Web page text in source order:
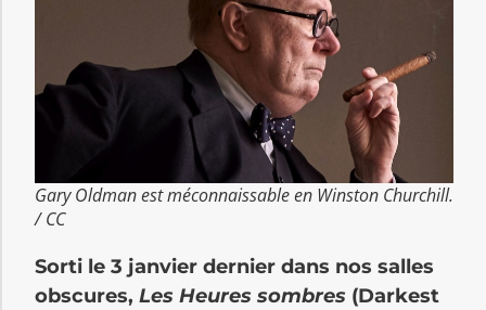
Gary Oldman est méconnaissable en Winston Churchill.
/ CC
Sorti le 3 janvier dernier dans nos salles
obscures, Les Heures sombres (Darkest